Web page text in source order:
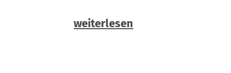
weiterlesen